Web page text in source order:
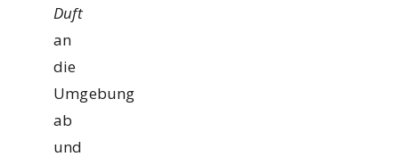
Duft
an
die
Umgebung
ab
und